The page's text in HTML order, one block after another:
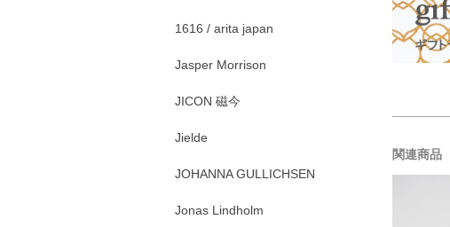
関連商品
1616 / arita japan
Jasper Morrison
JICON 磁今
Jielde
JOHANNA GULLICHSEN
Jonas Lindholm